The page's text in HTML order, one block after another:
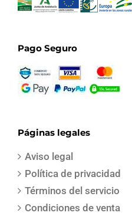
Pago Seguro
Páginas legales
Aviso legal
Política de privacidad
Términos del servicio
Condiciones de venta